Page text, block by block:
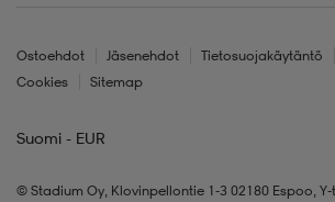
Ostoehdot Jäsenehdot Tietosuojakäytäntö
Cookies
Sitemap
Suomi - EUR
© Stadium Oy, Klovinpellontie 1-3 02180 Espoo, Y-